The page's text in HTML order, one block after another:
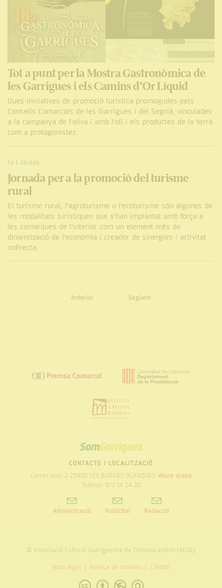
Tot a punt per la Mostra Gastronòmica de
les Garrigues i els Camins d'Or Líquid
Dues iniciatives de promoció turística promogudes pels
Consells Comarcals de les Garrigues i del Segrià, vinculades
a la campanya de l'oliva i amb l'oli i els productes de la terra
com a protagonistes.
Fa 1 dècada
Jornada per a la promoció del turisme
rural
El turisme rural, l'agroturisme o l'ecoturisme són algunes de
les modalitats turístiques que s'han implantat amb força a
les comarques de l'interior com un element més de
dinamització de l'economia i creador de sinergies i activitat
indirecta.
Anterior Següent
SOM
GARRIGUES
CONTACTE I LOCALITZACIÓ
Carrer nou, 2 25400 LES BORGES BLANQUES Veure mapa
Telèfon: 973 14 24 20
Administració Publicitat Redacció
© Associació Cultural Garriguenca de Comunicacions (ACGC)
Nota legal Politica de cookies Crèdits